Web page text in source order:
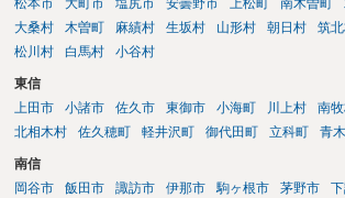
松本市
大町市 塩尻市 安曇野市 上松町 南木曽町
大桑村
木曽町 麻績村 生坂村 山形村 朝日村 筑
松川村
白馬村 小谷村
東信
上田市
小諸市 佐久市 東御市 小海町 川上村 南
北相木村
佐久穂町 軽井沢町 御代田町 立科町 青
南信
岡谷市
飯田市 諏訪市 伊那市 駒ヶ根市 茅野市